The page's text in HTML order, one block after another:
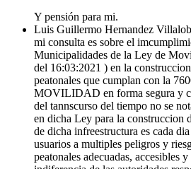
Y pensión para mi.
Luis Guillermo Hernandez
mi consulta es sobre el
Municipalidades de la Ley de
del 16:03:2021 ) en la
peatonales que cumplan con la
MOVILIDAD en forma segura y
del tannscurso del tiempo no se
en dicha Ley para la construccion
de dicha infreestructura es cada
usuarios a multiples peligros y
peatonales adecuadas, accesibles